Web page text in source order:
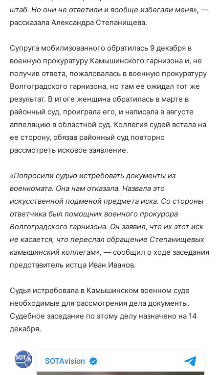
штаб. Но они не ответили и вообще избегали меня», —
рассказала Александра Степанищева.
Супруга мобилизованного обратилась 9 декабря в
военную прокуратуру Камышинского гарнизона и, не
получив ответа, пожаловалась в военную прокуратуру
Волгоградского гарнизона, но там ее ожидал тот же
результат. В итоге женщина обратилась в марте в
районный суд, проиграла его, и написала в августе
аппеляцию в областной суд. Коллегия судей встала на
ее сторону, обязав районный суд повторно
рассмотреть исковое заявление.
«Попросили судью истребовать документы из
военкомата. Она нам отказала. Назвала это
искусственной подменой предмета иска. Со стороны
ответчика был помощник военного прокурора
Волгоградского гарнизона. Он заявил, что их этот иск
не касается, что переслал обращение Степанищевых
камышинский коллегам», — сообщил о ходе заседания
представитель истца Иван Иванов.
Судья истребовала в Камышинском военном суде
необходимые для рассмотрения дела документы.
Судебное заседание по этому делу назначено на 14
декабря.